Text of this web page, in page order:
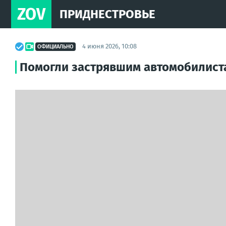
ZOV ПРИДНЕСТРОВЬЕ
ОФИЦИАЛЬНО 4 июня 2026, 10:08
Помогли застрявшим